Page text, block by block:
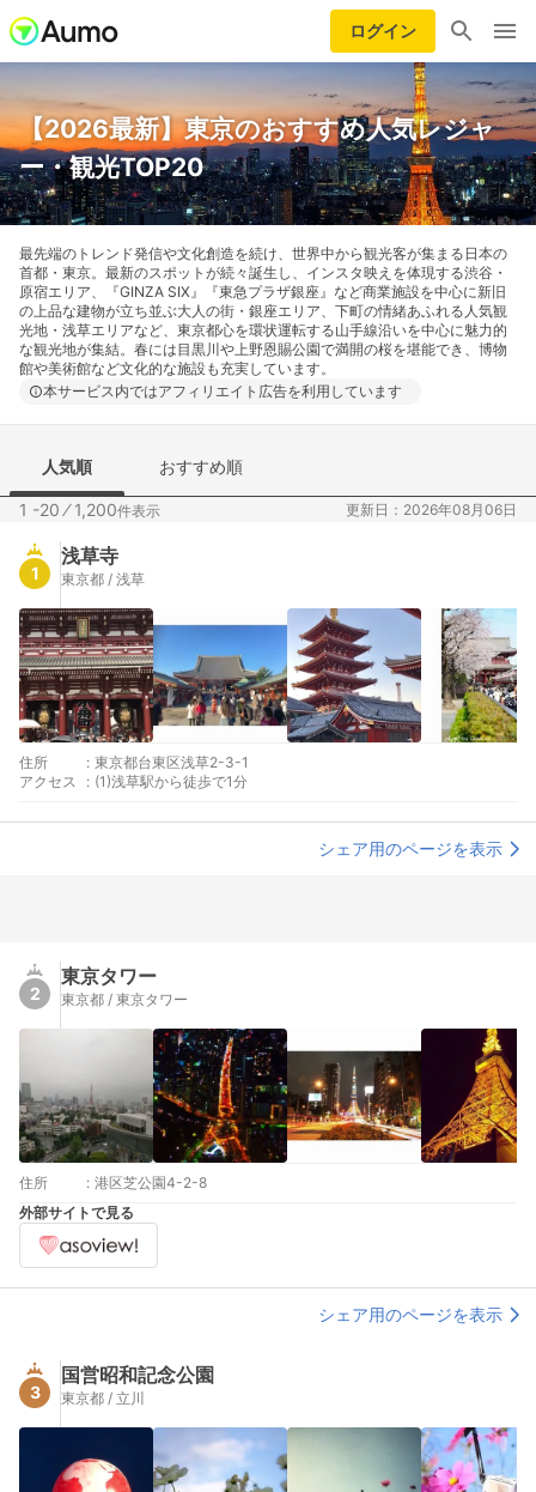
ログイン
【2026最新】東京のおすすめ人気レジャ
ー・観光TOP20
最先端のトレンド発信や文化創造を続け、世界中から観光客が集まる日本の
首都・東京。最新のスポットが続々誕生し、インスタ映えを体現する渋谷・
原宿エリア、『GINZA SIX』『東急プラザ銀座』など商業施設を中心に新旧
の上品な建物が立ち並ぶ大人の街・銀座エリア、下町の情緒あふれる人気観
光地・浅草エリアなど、東京都心を環状運転する山手線沿いを中心に魅力的
な観光地が集結。春には目黒川や上野恩賜公園で満開の桜を堪能でき、博物
館や美術館など文化的な施設も充実しています。
本サービス内ではアフィリエイト広告を利用しています
人気順 おすすめ順
1 -20 ⁄1,200件表示 更新日：2026年08月06日
1
浅草寺
東京都 / 浅草
住所 : 東京都台東区浅草2-3-1
アクセス
: (1)浅草駅から徒歩で1分
シェア用のページを表示
2
東京タワー
東京都 / 東京タワー
住所 : 港区芝公園4-2-8
外部サイトで見る
シェア用のページを表示
3
国営昭和記念公園
東京都 / 立川